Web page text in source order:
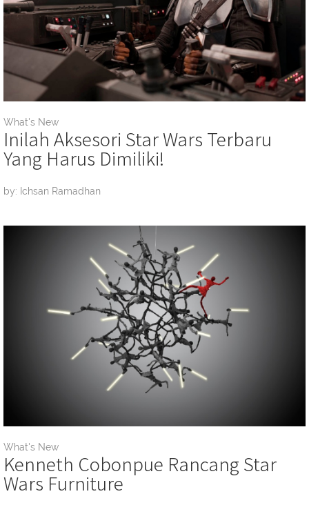
What's New
Inilah Aksesori Star Wars Terbaru
Yang Harus Dimiliki!
by: Ichsan Ramadhan
What's New
Kenneth Cobonpue Rancang Star
Wars Furniture